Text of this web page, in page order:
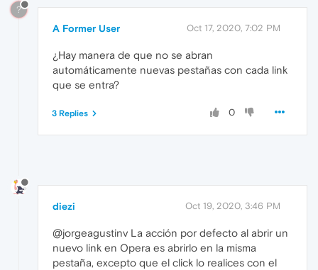
?
A Former User Oct 17, 2020, 7:02 PM
¿Hay manera de que no se abran
automáticamente nuevas pestañas con cada link
que se entra?
0
3 Replies
diezi Oct 19, 2020, 3:46 PM
@jorgeagustinv La acción por defecto al abrir un
nuevo link en Opera es abrirlo en la misma
pestaña, excepto que el click lo realices con el